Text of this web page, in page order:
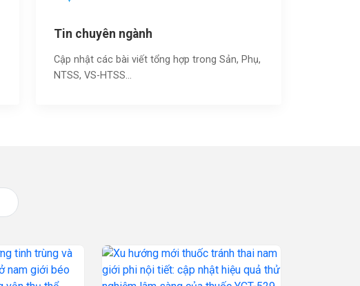
Tin chuyên ngành
Cập nhật các bài viết tổng hợp trong Sản, Phụ,
NTSS, VS-HTSS...